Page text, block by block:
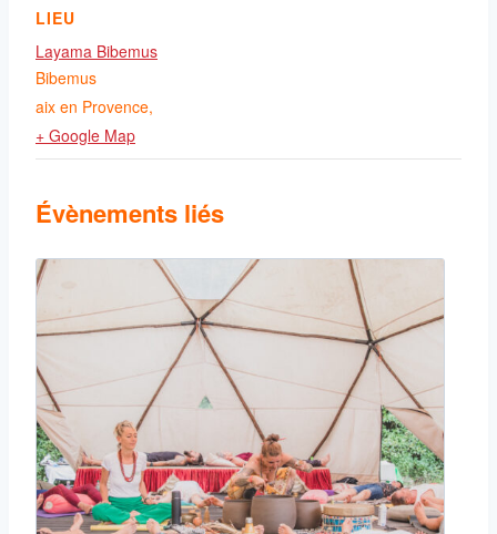
LIEU
Layama Bibemus
Bibemus
aix en Provence,
+ Google Map
Évènements liés